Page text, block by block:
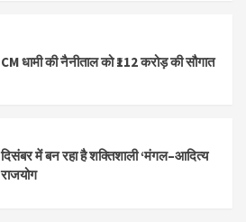
CM धामी की नैनीताल को ₹112 करोड़ की सौगात
दिसंबर में बन रहा है शक्तिशाली ‘मंगल–आदित्य
राजयोग